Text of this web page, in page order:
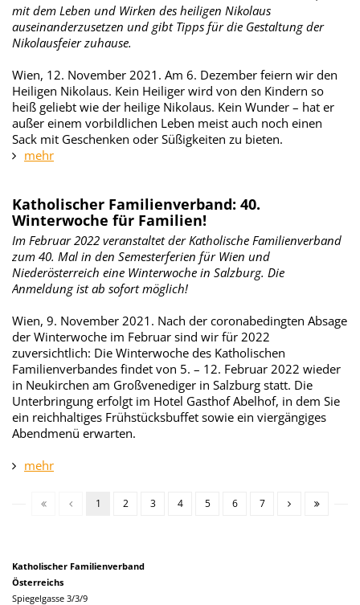
mit dem Leben und Wirken des heiligen Nikolaus
auseinanderzusetzen und gibt Tipps für die Gestaltung der
Nikolausfeier zuhause.
Wien, 12. November 2021. Am 6. Dezember feiern wir den
Heiligen Nikolaus. Kein Heiliger wird von den Kindern so
heiß geliebt wie der heilige Nikolaus. Kein Wunder – hat er
außer einem vorbildlichen Leben meist auch noch einen
Sack mit Geschenken oder Süßigkeiten zu bieten.
mehr
Katholischer Familienverband: 40.
Winterwoche für Familien!
Im Februar 2022 veranstaltet der Katholische Familienverband
zum 40. Mal in den Semesterferien für Wien und
Niederösterreich eine Winterwoche in Salzburg. Die
Anmeldung ist ab sofort möglich!
Wien, 9. November 2021. Nach der coronabedingten Absage
der Winterwoche im Februar sind wir für 2022
zuversichtlich: Die Winterwoche des Katholischen
Familienverbandes findet von 5. – 12. Februar 2022 wieder
in Neukirchen am Großvenediger in Salzburg statt. Die
Unterbringung erfolgt im Hotel Gasthof Abelhof, in dem Sie
ein reichhaltiges Frühstücksbuffet sowie ein viergängiges
Abendmenü erwarten.
mehr
1 2 3 4 5 6 7
Katholischer Familienverband
Österreichs
Spiegelgasse 3/3/9